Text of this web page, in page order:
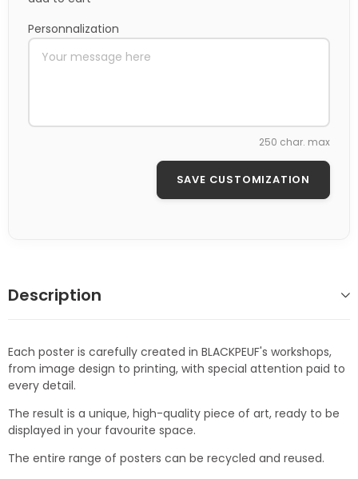
Personnalization
250 char. max
SAVE CUSTOMIZATION
Description
Each poster is carefully created in BLACKPEUF's workshops,
from image design to printing, with special attention paid to
every detail.
The result is a unique, high-quality piece of art, ready to be
displayed in your favourite space.
The entire range of posters can be recycled and reused.